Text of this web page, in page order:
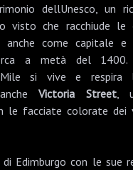
dellUnesco, un
visto che racchiude
anche come capitale
a metà del
si vive e respira
ancheVictoria Street,
le facciate colorate dei
di Edimburgo con le sue